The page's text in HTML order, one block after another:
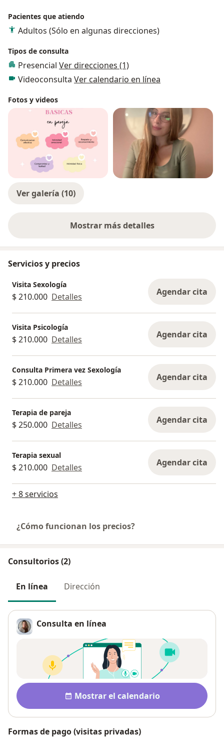
Pacientes que atiendo
Adultos (Sólo en algunas direcciones)
Tipos de consulta
Presencial Ver direcciones (1)
Videoconsulta Ver calendario en línea
Fotos y videos
Ver galería (10)
Mostrar más detalles
sobre la experiencia
Servicios y precios
Visita Sexología
$ 210.000 Detalles Agendar cita
Visita Psicología
$ 210.000 Detalles Agendar cita
Consulta Primera vez Sexología
$ 210.000 Detalles Agendar cita
Terapia de pareja
$ 250.000 Detalles Agendar cita
Terapia sexual
$ 210.000 Detalles Agendar cita
+ 8 servicios
¿Cómo funcionan los precios?
Consultorios (2)
En línea Dirección
Consulta en línea
Disponibilidad
Mostrar el calendario
Formas de pago (visitas privadas)